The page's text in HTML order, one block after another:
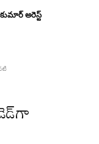
అరెస్ట్